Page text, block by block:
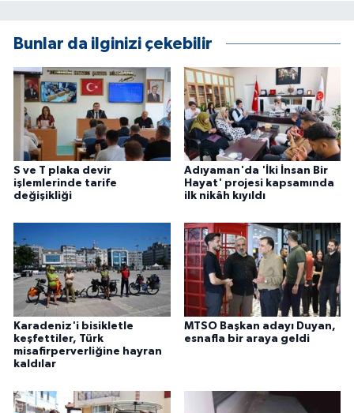
Bunlar da ilginizi çekebilir
S ve T plaka devir
işlemlerinde tarife
değişikliği
Adıyaman'da 'İki İnsan Bir
Hayat' projesi kapsamında
ilk nikâh kıyıldı
Karadeniz'i bisikletle
keşfettiler, Türk
misafirperverliğine hayran
kaldılar
MTSO Başkan adayı Duyan,
esnafla bir araya geldi
Turizm
ÜLKE GÜNDEMİ
YAŞAM
YEREL